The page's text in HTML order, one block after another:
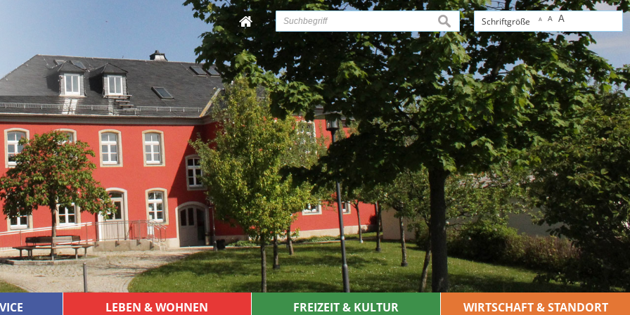
Schriftgröße A A A
suchen
LEBEN & WOHNEN FREIZEIT & KULTUR WIRTSCHAFT & STANDORT